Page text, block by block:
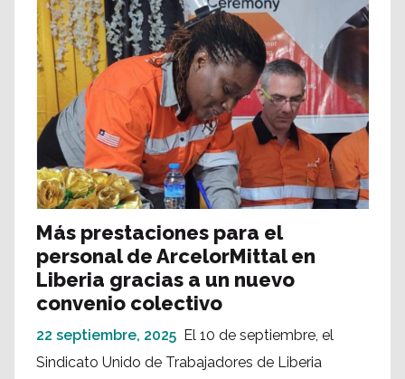
Más prestaciones para el
personal de ArcelorMittal en
Liberia gracias a un nuevo
convenio colectivo
22 septiembre, 2025 El 10 de septiembre, el
Sindicato Unido de Trabajadores de Liberia